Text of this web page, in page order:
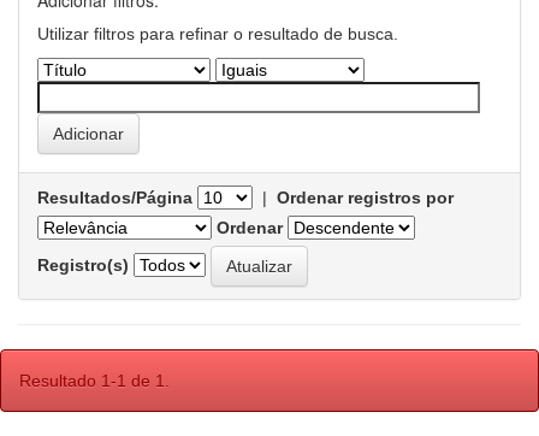
Utilizar filtros para refinar o resultado de busca.
Resultados/Página | Ordenar registros por
Ordenar
Registro(s)
Resultado 1-1 de 1.